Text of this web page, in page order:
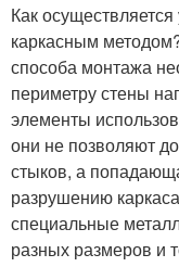
Как
каркасным
способа монтажа
периметру стены
элементы
они не позволяют
стыков, а
разрушению
специальные
разных размеров и